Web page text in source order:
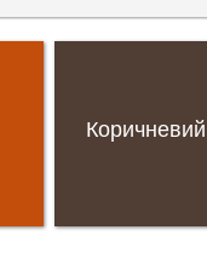
Коричневий